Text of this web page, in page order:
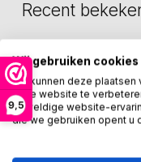
9,5
Recent
Wij gebruiken cookies
We kunnen deze
onze website te
geweldige website-
die we gebruiken opent u